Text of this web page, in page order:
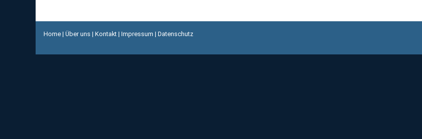
Home | Über uns | Kontakt | Impressum | Datenschutz